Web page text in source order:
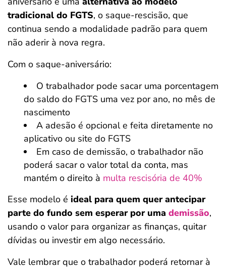
tradicional do FGTS, o saque-rescisão, que
continua sendo a modalidade padrão para quem
não aderir à nova regra.
Com o saque-aniversário:
O trabalhador pode sacar uma porcentagem
do saldo do FGTS uma vez por ano, no mês de
nascimento
A adesão é opcional e feita diretamente no
aplicativo ou site do FGTS
Em caso de demissão, o trabalhador não
poderá sacar o valor total da conta, mas
mantém o direito à multa rescisória de 40%
Esse modelo é ideal para quem quer antecipar
parte do fundo sem esperar por uma demissão,
usando o valor para organizar as finanças, quitar
dívidas ou investir em algo necessário.
Vale lembrar que o trabalhador poderá retornar à